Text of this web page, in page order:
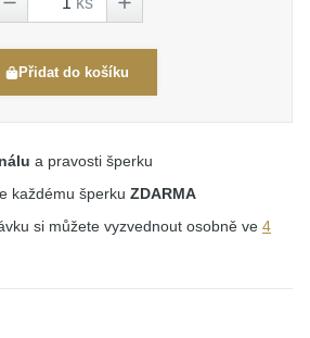
Přidat do košíku
a pravosti šperku
každému šperku ZDARMA
si můžete vyzvednout osobně ve 4